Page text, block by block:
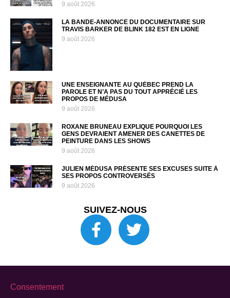
9 août 2026
LA BANDE-ANNONCE DU DOCUMENTAIRE SUR
TRAVIS BARKER DE BLINK 182 EST EN LIGNE
9 août 2026
UNE ENSEIGNANTE AU QUÉBEC PREND LA
PAROLE ET N’A PAS DU TOUT APPRÉCIÉ LES
PROPOS DE MÉDUSA
9 août 2026
ROXANE BRUNEAU EXPLIQUE POURQUOI LES
GENS DEVRAIENT AMENER DES CANETTES DE
PEINTURE DANS LES SHOWS
9 août 2026
JULIEN MÉDUSA PRÉSENTE SES EXCUSES SUITE À
SES PROPOS CONTROVERSÉS
9 août 2026
SUIVEZ-NOUS
Consentement